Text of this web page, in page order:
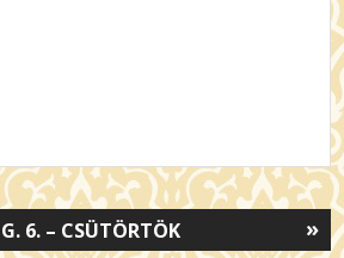
»
6. – CSÜTÖRTÖK